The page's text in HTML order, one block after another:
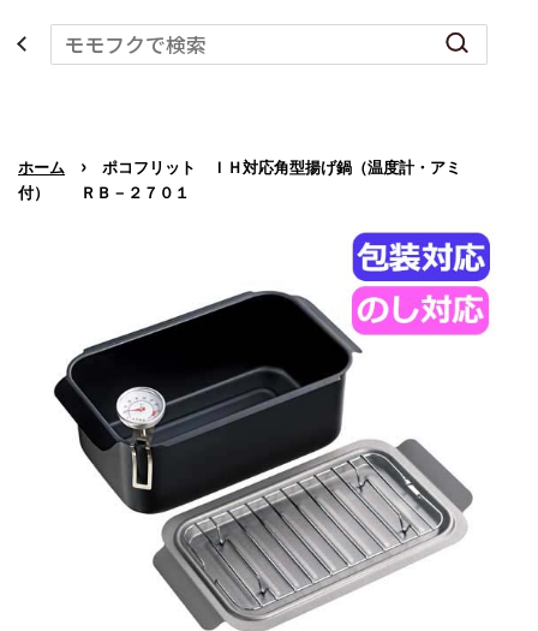
ホーム ›
ポコフリット ＩＨ対応角型揚げ鍋（温度計・アミ
付） ＲＢ－２７０１